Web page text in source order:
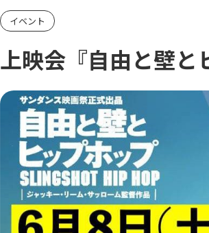
イベント
上映会『自由と壁と